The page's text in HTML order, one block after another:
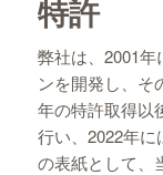
特許
弊社は、2001年
ンを開発し、そ
年の特許取得以
行い、2022年に
の表紙として、